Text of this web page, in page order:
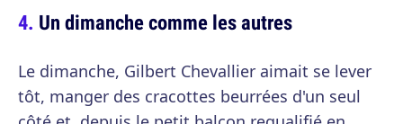
Un dimanche comme les autres
Le dimanche, Gilbert Chevallier aimait se lever
tôt, manger des cracottes beurrées d'un seul